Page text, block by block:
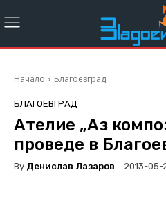
Начало Благоевград
БЛАГОЕВГРАД
Ателие „Аз
проведе в
By Денислав Лазаров 2013-05-